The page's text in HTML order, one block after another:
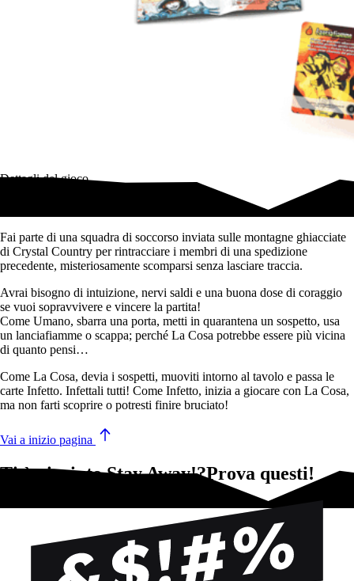
Dettagli del gioco
Tieni gli occhi aperti, perché non tutto è come sembra…
Fai parte di una squadra di soccorso inviata sulle montagne ghiacciate
di Crystal Country per rintracciare i membri di una spedizione
precedente, misteriosamente scomparsi senza lasciare traccia.
Avrai bisogno di intuizione, nervi saldi e una buona dose di coraggio
se vuoi sopravvivere e vincere la partita!
Come Umano, sbarra una porta, metti in quarantena un sospetto, usa
un lanciafiamme o scappa; perché La Cosa potrebbe essere più vicina
di quanto pensi…
Come La Cosa, devia i sospetti, muoviti intorno al tavolo e passa le
carte Infetto. Infettali tutti! Come Infetto, inizia a giocare con La Cosa,
ma non farti scoprire o potresti finire bruciato!
Vai a inizio pagina
Ti è piaciuto Stay Away!?Prova questi!